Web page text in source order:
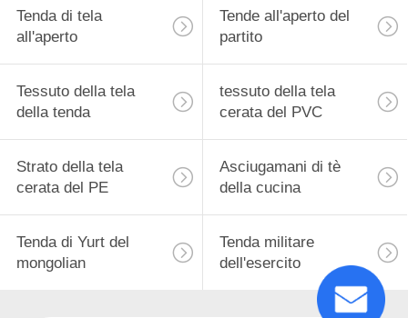
Tenda di tela
all'aperto
Tende all'aperto del
partito
Tessuto della tela
della tenda
tessuto della tela
cerata del PVC
Strato della tela
cerata del PE
Asciugamani di tè
della cucina
Tenda di Yurt del
mongolian
Tenda militare
dell'esercito